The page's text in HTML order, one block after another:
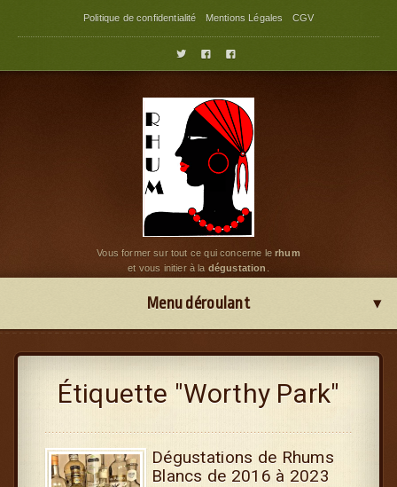
Politique de confidentialité Mentions Légales CGV
  
Vous former sur tout ce qui concerne lerhum
et vous initier à la dégustation
Menu déroulant
Étiquette "Worthy Park"
Dégustations de Rhums
Blancs de 2016 à 2023